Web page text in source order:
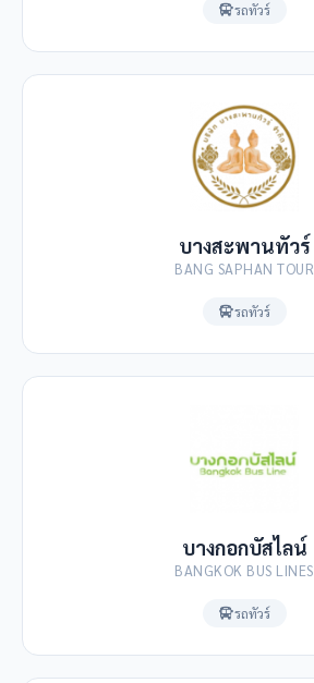
รถทัวร์
บางสะพานทัวร์
BANG SAPHAN TOUR
รถทัวร์
บางกอกบัสไลน์
BANGKOK BUS LINES
รถทัวร์